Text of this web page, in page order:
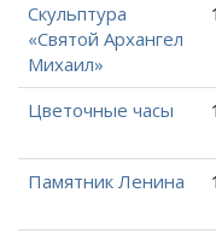
Скульптура
«Святой Архангел
Михаил»
Цветочные часы
Памятник Ленина